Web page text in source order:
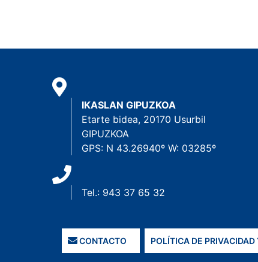
IKASLAN GIPUZKOA
Etarte bidea, 20170 Usurbil
GIPUZKOA
GPS: N 43.26940º W: 03285º
Tel.: 943 37 65 32
CONTACTO POLÍTICA DE PRIVACIDAD